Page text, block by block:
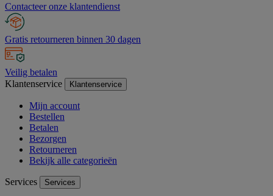
Contacteer onze klantendienst
Gratis retourneren binnen 30 dagen
Veilig betalen
Klantenservice
Klantenservice
Mijn account
Bestellen
Betalen
Bezorgen
Retourneren
Bekijk alle categorieën
Services Services